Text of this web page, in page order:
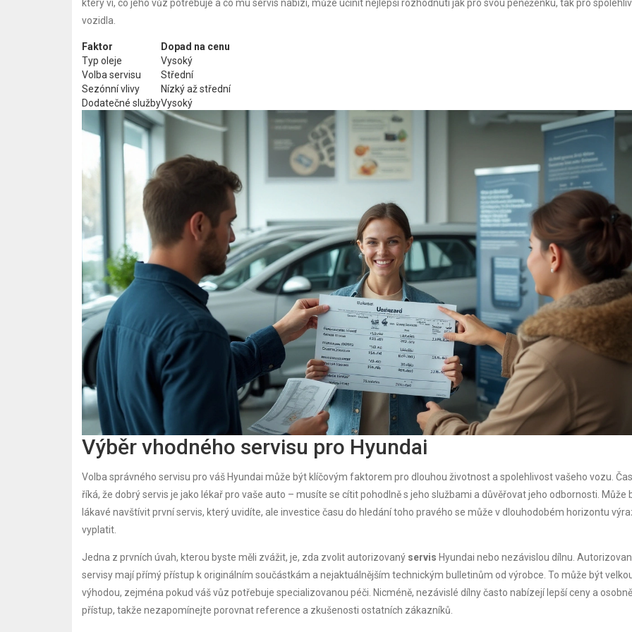
který ví, co jeho vůz potřebuje a co mu servis nabízí, může učinit nejlepší rozhodnutí jak pro svou peněženku, tak pro
vozidla.
Faktor
Dopad na cenu
Typ oleje
Vysoký
Volba servisu
Střední
Sezónní vlivy
Nízký až střední
Dodatečné službyVysoký
Výběr vhodného servisu pro Hyundai
Volba správného servisu pro váš Hyundai může být klíčovým faktorem pro dlouhou životnost a spolehlivost vašeho vozu.
říká, že dobrý servis je jako lékař pro vaše auto – musíte se cítit pohodlně s jeho službami a důvěřovat jeho odbornosti. Může
lákavé navštívit první servis, který uvidíte, ale investice času do hledání toho pravého se může v dlouhodobém horizontu
vyplatit.
Jedna z prvních úvah, kterou byste měli zvážit, je, zda zvolit autorizovaný servis Hyundai nebo nezávislou dílnu.
servisy mají přímý přístup k originálním součástkám a nejaktuálnějším technickým bulletinům od výrobce. To může být
výhodou, zejména pokud váš vůz potřebuje specializovanou péči. Nicméně, nezávislé dílny často nabízejí lepší ceny a
přístup, takže nezapomínejte porovnat reference a zkušenosti ostatních zákazníků.